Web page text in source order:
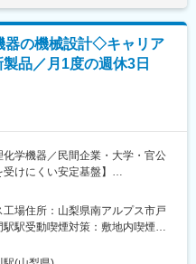
進
し製品立上げを推進
クトを推進
る「標準品」であり、使い勝
求められます。
験用途）
養物の計測機器）
に使用）
、本ポジションは標準製品の新
り、そのうち制御開発課のメン
で幅広い年齢層で構成されてい
ん歓迎しますが、多くの方が業
器の機械設計◇キャリア
品／月1度の週休3日
化学機器／民間企業・大学・官公
けにくい安定基盤】
学機器の機械設計業務をお任せし
特注対応にも強みを持っていま
「標準品の開発設計部門」もし
場住所：山梨県南アルプス市戸
駅受動喫煙対策：敷地内喫煙可